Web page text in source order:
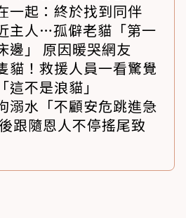
一起：終於找到同伴
主人…孤僻老貓「第一
邊」 原因暖哭網友
貓！救援人員一看驚覺
不是浪貓」
溺水「不顧安危跳進急
跟隨恩人不停搖尾致